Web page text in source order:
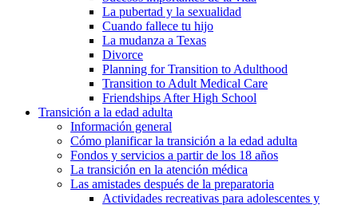
La pubertad y la sexualidad
Cuando fallece tu hijo
La mudanza a Texas
Divorce
Planning for Transition to Adulthood
Transition to Adult Medical Care
Friendships After High School
Transición a la edad adulta
Información general
Cómo planificar la transición a la edad adulta
Fondos y servicios a partir de los 18 años
La transición en la atención médica
Las amistades después de la preparatoria
Actividades recreativas para adolescentes y